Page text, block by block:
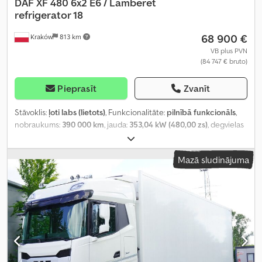
Kraków 813 km
refrigerator 18
68 900 €
VB plus PVN
(84 747 € bruto)
Pieprasīt Zvanīt
Stāvoklis: ļoti labs (lietots), Funkcionalitāte: pilnībā funkcionāls,
nobraukums: 390 000 km , jauda: 353,04 kW (480,00 zs) , degvielas
, tukšais svars:
kravnesība:12 970 kg, kopējais svars:26 000 kg, asu konfigurācija:
6x2, krāsa:balts gulēšanas kabīne, pārnesuma
veids:automātisks , emisijas klase: Euro 6 , piekares sistēma:
krautuves garums:7 400 mm , iekraušanas vietas platums:
mm, iekraušanas telpas augstums:2 590 mm
, Ražošanas gads:
2021, Aprīkojums:
diferenciāļa bloķētājs, dzesēšanas iekārta,
gaisa kondicionēšana, piekabes sakabe, stāvvietas sildītājs
Mazā sludinājuma